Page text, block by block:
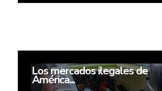
Los mercados ilegales de
América...